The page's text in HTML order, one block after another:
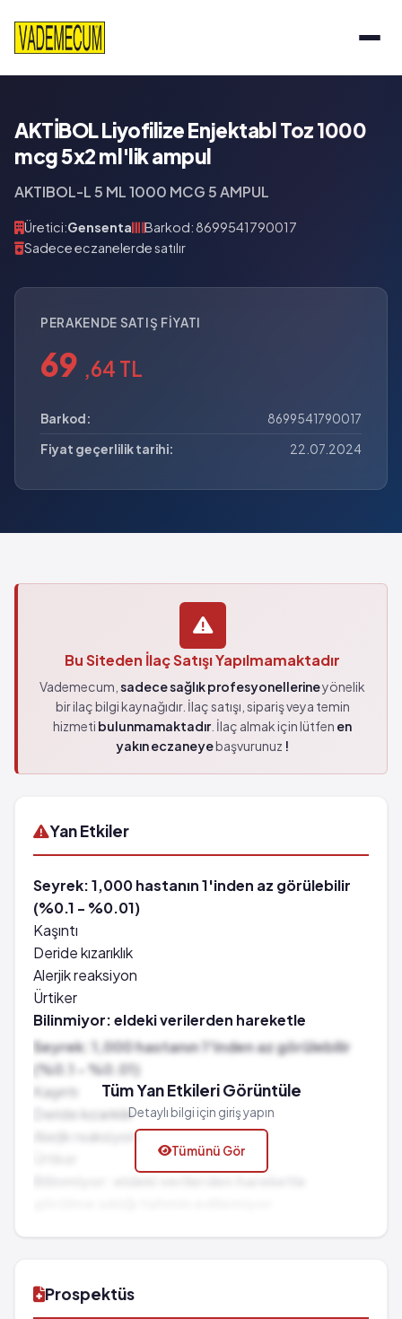
AKTİBOL Liyofilize Enjektabl Toz 1000
mcg 5x2 ml'lik ampul
AKTIBOL-L 5 ML 1000 MCG 5 AMPUL
Üretici:Gensenta
Barkod: 8699541790017
Sadece eczanelerde satılır
PERAKENDE SATIŞ FIYATI
69 ,64 TL
Barkod:
8699541790017
Fiyat geçerlilik tarihi:
22.07.2024
Bu Siteden İlaç Satışı Yapılmamaktadır
Vademecum, sadece sağlık profesyonellerineyönelik
bir ilaç bilgi kaynağıdır. İlaç satışı, sipariş veya temin
hizmeti bulunmamaktadır. İlaç almak için lütfen en
yakın eczaneyebaşvurunuz !
Yan Etkiler
Seyrek: 1,000 hastanın 1'inden az görülebilir
(%0.1 - %0.01)
Kaşıntı
Deride kızarıklık
Alerjik reaksiyon
Ürtiker
Bilinmiyor: eldeki verilerden hareketle
görülme sıklığı tahmin edilemiyor
Sivilce
Kırmızı idrar
Seyrek: 1,000 hastanın 1'inden az görülebilir
(%0.1 - %0.01)
Kaşıntı
Deride kızarıklık
Alerjik reaksiyon
Tüm Yan Etkileri Görüntüle
Detaylı bilgi için giriş yapın
Tümünü Gör
Prospektüs